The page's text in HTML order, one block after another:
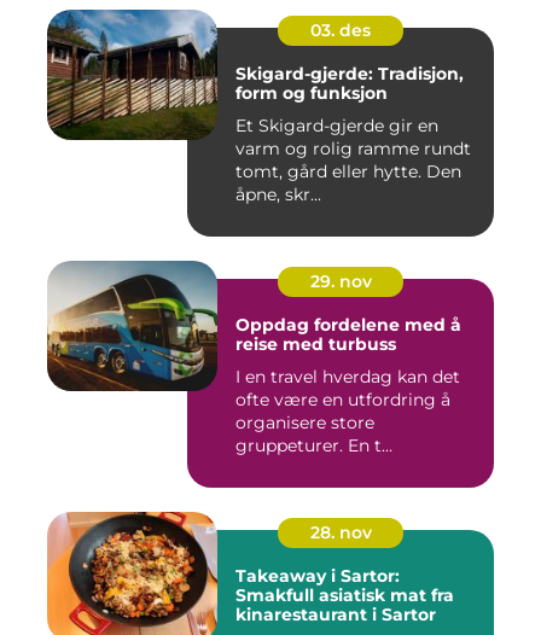
03. des
Skigard-gjerde: Tradisjon,
form og funksjon
Et Skigard-gjerde gir en
varm og rolig ramme rundt
tomt, gård eller hytte. Den
åpne, skr...
29. nov
Oppdag fordelene med å
reise med turbuss
I en travel hverdag kan det
ofte være en utfordring å
organisere store
gruppeturer. En t...
28. nov
Takeaway i Sartor:
Smakfull asiatisk mat fra
kinarestaurant i Sartor